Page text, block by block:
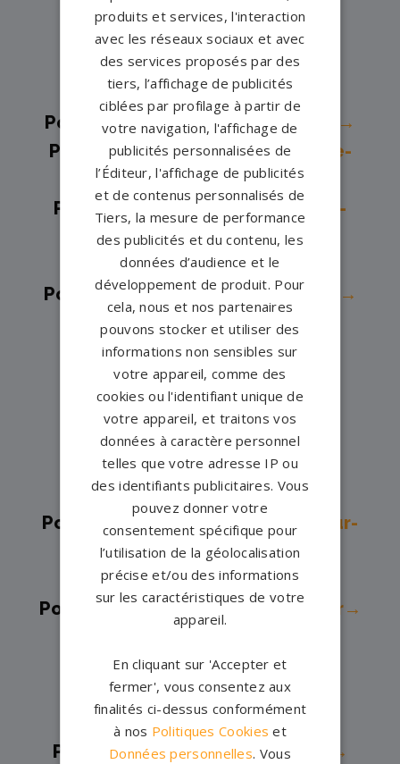
Odon→
Pompes funèbres - Caen→
Pompes funèbres -CESNY LES
SOURCES→
Pompes funèbres -Colombelles→
Pompes funèbres -Cormelles-le-
Royal→
Pompes funèbres -
Courseulles-
sur-Mer→
Pompes funèbres -Deauville→
Pompes funèbres - Dives sur Mer→
Pompes funèbres - Douvres la
Delivrande→
Pompes funèbres -Dozule→
Pompes funèbres -Évrecy→
Pompes funèbres -Falaise→
Pompes funèbres - Fleury sur
Orne→
Pompes funèbres - Gonneville-sur-
Honfleur→
Pompes funèbres -Ifs→
Pompes funèbres -Isigny-sur-Mer→
Pompes funèbres -Livarot→
Pompes funèbres - Mézidon-
Canon→
Pompes funèbres -Mondeville→
produits et services, l'interaction
avec les réseaux sociaux et avec
des services proposés par des
tiers, l’affichage de publicités
ciblées par profilage à partir de
votre navigation, l'affichage de
publicités personnalisées de
l’Éditeur, l'affichage de publicités
et de contenus personnalisés de
Tiers, la mesure de performance
des publicités et du contenu, les
données d’audience et le
développement de produit. Pour
cela, nous et nos partenaires
pouvons stocker et utiliser des
informations non sensibles sur
votre appareil, comme des
cookies ou l'identifiant unique de
votre appareil, et traitons vos
données à caractère personnel
telles que votre adresse IP ou
des identifiants publicitaires. Vous
pouvez donner votre
consentement spécifique pour
l’utilisation de la géolocalisation
précise et/ou des informations
sur les caractéristiques de votre
appareil.
En cliquant sur 'Accepter et
fermer', vous consentez aux
finalités ci-dessus conformément
à nos Politiques Cookies et
Données personnelles. Vous